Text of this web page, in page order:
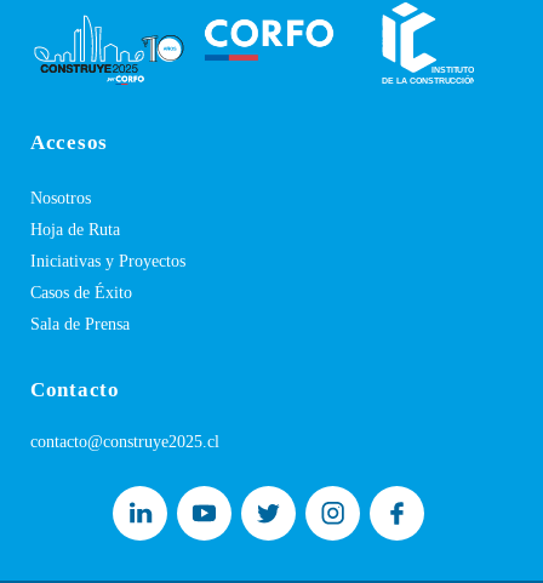
Accesos
Nosotros
Hoja de Ruta
Iniciativas y Proyectos
Casos de Éxito
Sala de Prensa
Contacto
contacto@construye2025.cl